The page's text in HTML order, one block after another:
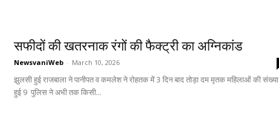
सफीदों की खतरनाक रंगों की फैक्ट्री का अग्निकांड
NewsvaniWeb - March 10, 2026
झुलसी हुई राजबाला ने पानीपत व कमलेश ने रोहतक में 3 दिन बाद तोड़ा दम मृतक महिलाओं की संख्या
हुई 9 पुलिस ने अभी तक किसी...